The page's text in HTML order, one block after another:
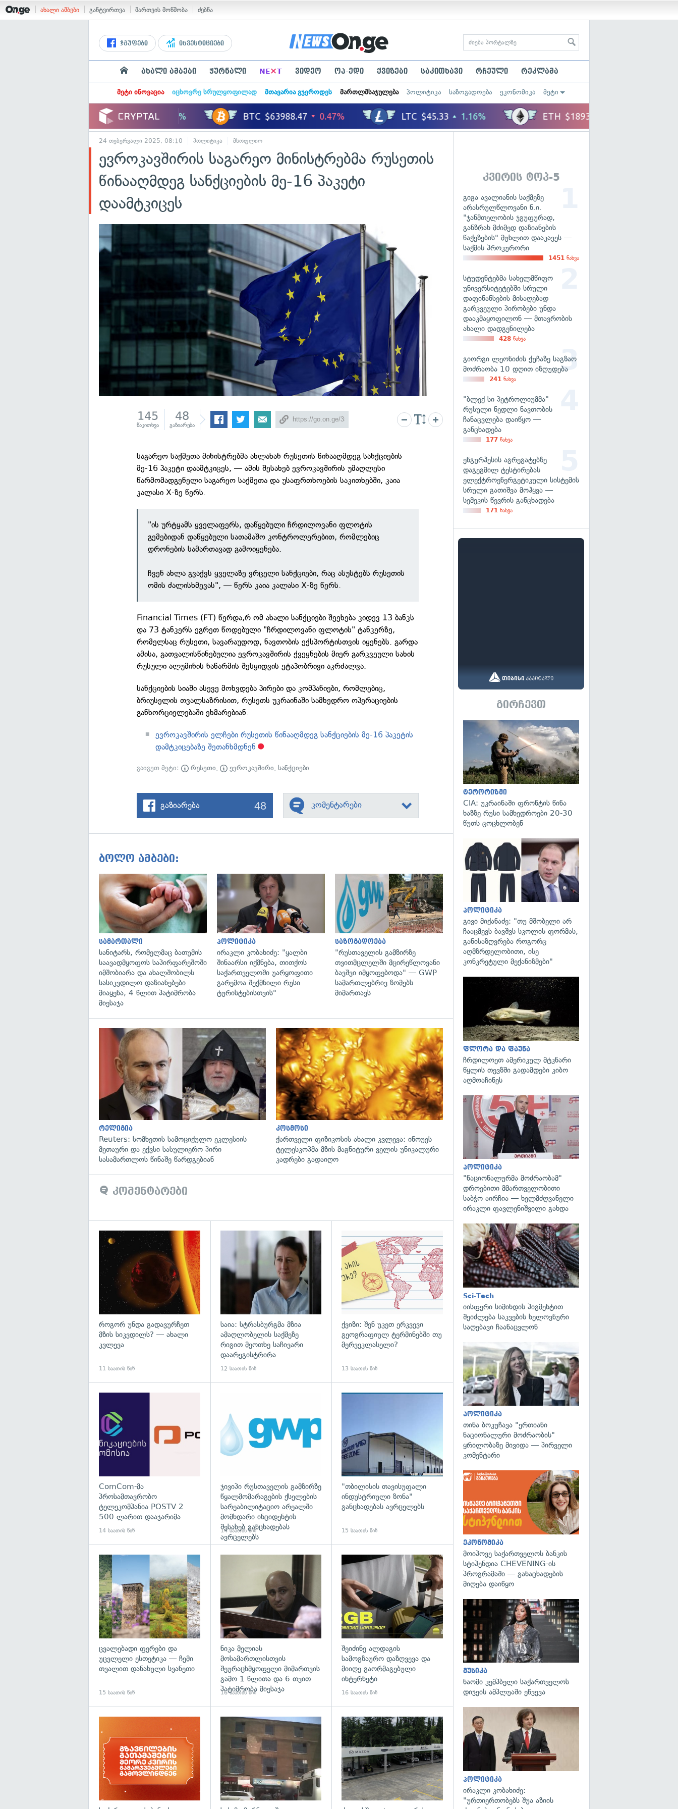
ახალი ამბები განტვირთვა მართვის მოწმობა ძებნა
ჯგუფები ინვესტიციები
ახალი ამბები ჟურნალი NE×T ვიდეო ოპ-ედი ქვიზები საკითხავი რჩეული რეკლამა
მეტი ინოვაცია იცხოვრე სრულყოფილად მთავარია გჯეროდეს მართლმსაჯულება პოლიტიკა საზოგადოება ეკონომიკა მეტი
24 თებერვალი 2025, 08:10 პოლიტიკა მსოფლიო
ევროკავშირის საგარეო მინისტრებმა რუსეთის
წინააღმდეგ სანქციების მე-16 პაკეტი
დაამტკიცეს
145
წაკითხვა
48
გაზიარება
საგარეო საქმეთა მინისტრებმა ახლახან რუსეთის წინააღმდეგ სანქციების
მე-16 პაკეტი დაამტკიცეს, — ამის შესახებ ევროკავშირის უმაღლესი
წარმომადგენელი საგარეო საქმეთა და უსაფრთხოების საკითხებში, კაია
კალასი X-ზე წერს.
"ის ურტყამს ყველაფერს, დაწყებული ჩრდილოვანი ფლოტის
გემებიდან დაწყებული სათამაშო კონტროლერებით, რომლებიც
დრონების სამართავად გამოიყენება.
ჩვენ ახლა გვაქვს ყველაზე ვრცელი სანქციები, რაც ასუსტებს რუსეთის
ომის ძალისხმევას", — წერს კაია კალასი X-ზე წერს.
Financial Times (FT) წერდა,რ ომ ახალი სანქციები შეეხება კიდევ 13 ბანკს
და 73 ტანკერს ეგრეთ წოდებული "ჩრდილოვანი ფლოტის" ტანკერზე,
რომელსაც რუსეთი, სავარაუდოდ, ნავთობის ექსპორტისთვის იყენებს. გარდა
ამისა, გათვალისწინებულია ევროკავშირის ქვეყნების მიერ გარკვეული სახის
რუსული ალუმინის ნაწარმის შესყიდვის ეტაპობრივი აკრძალვა.
სანქციების სიაში ასევე მოხვდება პირები და კომპანიები, რომლებიც,
ბრიუსელის თვალსაზრისით, რუსეთს უკრაინაში სამხედრო ოპერაციების
განხორციელებაში ეხმარებიან.
ევროკავშირის ელჩები რუსეთის წინააღმდეგ სანქციების მე-16 პაკეტის
დამტკიცებაზე შეთანხმდნენ
გაიგეთ მეტი: რუსეთი, ევროკავშირი,სანქციები
გაზიარება 48 კომენტარები
ბოლო ამბები:
სამართალი
სანიტარს, რომელმაც ბათუმის
საავადმყოფოს საპირფარეშოში
იმშობიარა და ახალშობილს
სასიკვდილო დაზიანებები
მიაყენა, 4 წლით პატიმრობა
მიესაჯა
გადახედვა
პოლიტიკა
ირაკლი კობახიძე: "ყალბი
შინაარსი იქმნება, თითქოს
საქართველოში უარყოფითი
გარემოა შექმნილი რუსი
ტურისტებისთვის"
გადახედვა
საზოგადოება
"რუსთაველის გამზირზე
თვითმცლელში მცირეწლოვანი
ბავშვი იმყოფებოდა" — GWP
სამართლებრივ ზომებს
მიმართავს
გადახედვა
რელიგია
Reuters: სომხეთის სამოციქულო ეკლესიის
მეთაური და ექვსი სასულიერო პირი
სასამართლოს წინაშე წარდგებიან
გადახედვა
კოსმოსი
ქართველი ფიზიკოსის ახალი კვლევა: ინოუეს
ტელესკოპმა მზის მაგნიტური ველის უნიკალური
კადრები გადაიღო
კომენტარები
როგორ უნდა გადავურჩეთ
მზის სიკვდილს? — ახალი
კვლევა
11 საათის წინ
გადახედვა
საია: სტრასბურგმა მზია
ამაღლობელის საქმეზე
რიგით მეოთხე საჩივარი
დაარეგისტრირა
12 საათის წინ
ქვიზი: შენ უკეთ ერკვევი
გეოგრაფიულ ტერმინებში თუ
მერვეკლასელი?
13 საათის წინ
ComCom-მა
პროსამთავრობო
ტელეკომპანია POSTV 2
500 ლარით დააჯარიმა
14 საათის წინ
ჯივიპი რუსთაველის გამზირზე
წყალმომარაგების ქსელების
სარეაბილიტაციო არეალში
მომხდარი ინციდენტის
შესახებ განცხადებას
ავრცელებს
14 საათის წინ
გადახედვა
"თბილისის თავისუფალი
ინდუსტრიული ზონა"
განცხადებას ავრცელებს
15 საათის წინ
ცვალებადი ფერები და
უცვლელი ესთეტიკა — ჩემი
თვალით დანახული სვანეთი
15 საათის წინ
გადახედვა
ნიკა მელიას
მოსამართლისთვის
შეურაცხმყოფელი მიმართვის
გამო 1 წლითა და 6 თვით
პატიმრობა მიესაჯა
16 საათის წინ
შეიძინე ალდაგის
სამოგზაურო დაზღვევა და
მიიღე გაორმაგებული
ინტერნეტი
16 საათის წინ
გადახედვა
კვირის ტოპ-5
გიგა ავალიანის საქმეზე
არასრულწლოვანი ნ.ი.
"ჯანმთელობის ჯგუფურად,
განზრახ მძიმედ დაზიანების
წაქეზების" მუხლით დააკავეს —
საქმის პროკურორი
1451 ნახვა
სტუდენტებმა სახელმწიფო
უნივერსიტეტებში სრული
დაფინანსების მისაღებად
გარკვეული პირობები უნდა
დააკმაყოფილონ — მთავრობის
ახალი დადგენილება
428 ნახვა
გიორგი ლეონიძის ქუჩაზე საგზაო
მოძრაობა 10 დღით იზღუდება
241 ნახვა
"ბლექ სი პეტროლიუმმა"
რუსული ნედლი ნავთობის
ჩანაცვლება დაიწყო —
განცხადება
177 ნახვა
ენგურჰესის აგრეგატებზე
დაგეგმილ ტესტირებას
ელექტროენერგეტიკული სისტემის
სრული გათიშვა მოჰყვა —
სემეკის წევრის განცხადება
171 ნახვა
გირჩევთ
ტერორიზმი
CIA: უკრაინაში ფრონტის წინა
ხაზზე რუსი სამხედროები 20-30
წუთს ცოცხლობენ
პოლიტიკა
გივი მიქანაძე: "თუ მშობელი არ
ჩააცმევს ბავშვს სკოლის ფორმას,
განისაზღვრება როგორც
აღმზრდელობითი, ისე
კონკრეტული მექანიზმები"
ფლორა და ფაუნა
ჩრდილოეთ ამერიკულ მტკნარი
წყლის თევზში გადამდები კიბო
აღმოაჩინეს
პოლიტიკა
"ნაციონალურმა მოძრაობამ"
დროებითი მმართველობითი
საბჭო აირჩია — ხელმძღვანელი
ირაკლი ფავლენიშვილი გახდა
Sci-Tech
იისფერი სიმინდის პიგმენტით
შეიძლება საკვების ხელოვნური
საღებავი ჩაანაცვლონ
პოლიტიკა
თინა ბოკუჩავა "ერთიანი
ნაციონალური მოძრაობის"
ყრილობაზე მივიდა — პირველი
კომენტარი
ეკონომიკა
მოიპოვე საქართველოს ბანკის
სტიპენდია CHEVENING-ის
პროგრამაში — განაცხადების
მიღება დაიწყო
მუსიკა
ნაომი კემპბელი საქართველოს
დიჯეის ამპლუაში ეწვევა
პოლიტიკა
ირაკლი კობახიძე:
"ურთიერთობებს შუა აზიის